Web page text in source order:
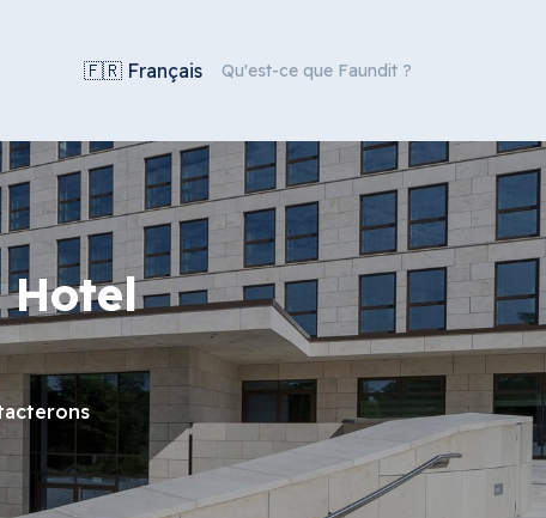
🇫🇷 Français Qu'est-ce que Faundit ?
Hotel